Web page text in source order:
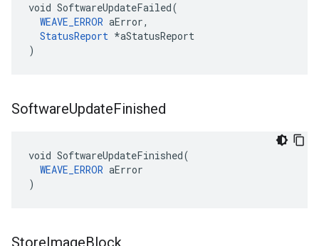
void SoftwareUpdateFailed(
WEAVE_ERROR aError,
StatusReport *aStatusReport
)
SoftwareUpdateFinished
void SoftwareUpdateFinished(
WEAVE_ERROR aError
)
StoreImageBlock